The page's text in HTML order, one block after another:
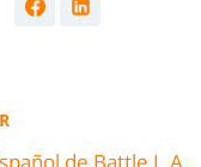
de Battle L.A.